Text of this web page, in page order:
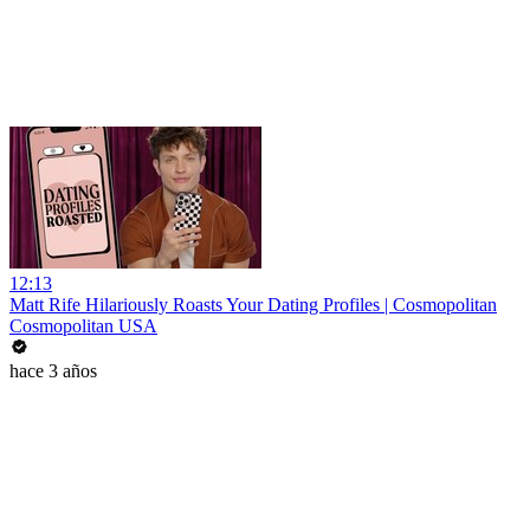
12:13
Matt Rife Hilariously Roasts Your Dating Profiles | Cosmopolitan
Cosmopolitan USA
hace 3 años